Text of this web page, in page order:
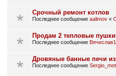
Срочный ремонт котлов
Последнее сообщение aalimov «
Продам 2 тепловые
Последнее сообщение Вячеслав1
Дровяные банные печи из
Последнее сообщение